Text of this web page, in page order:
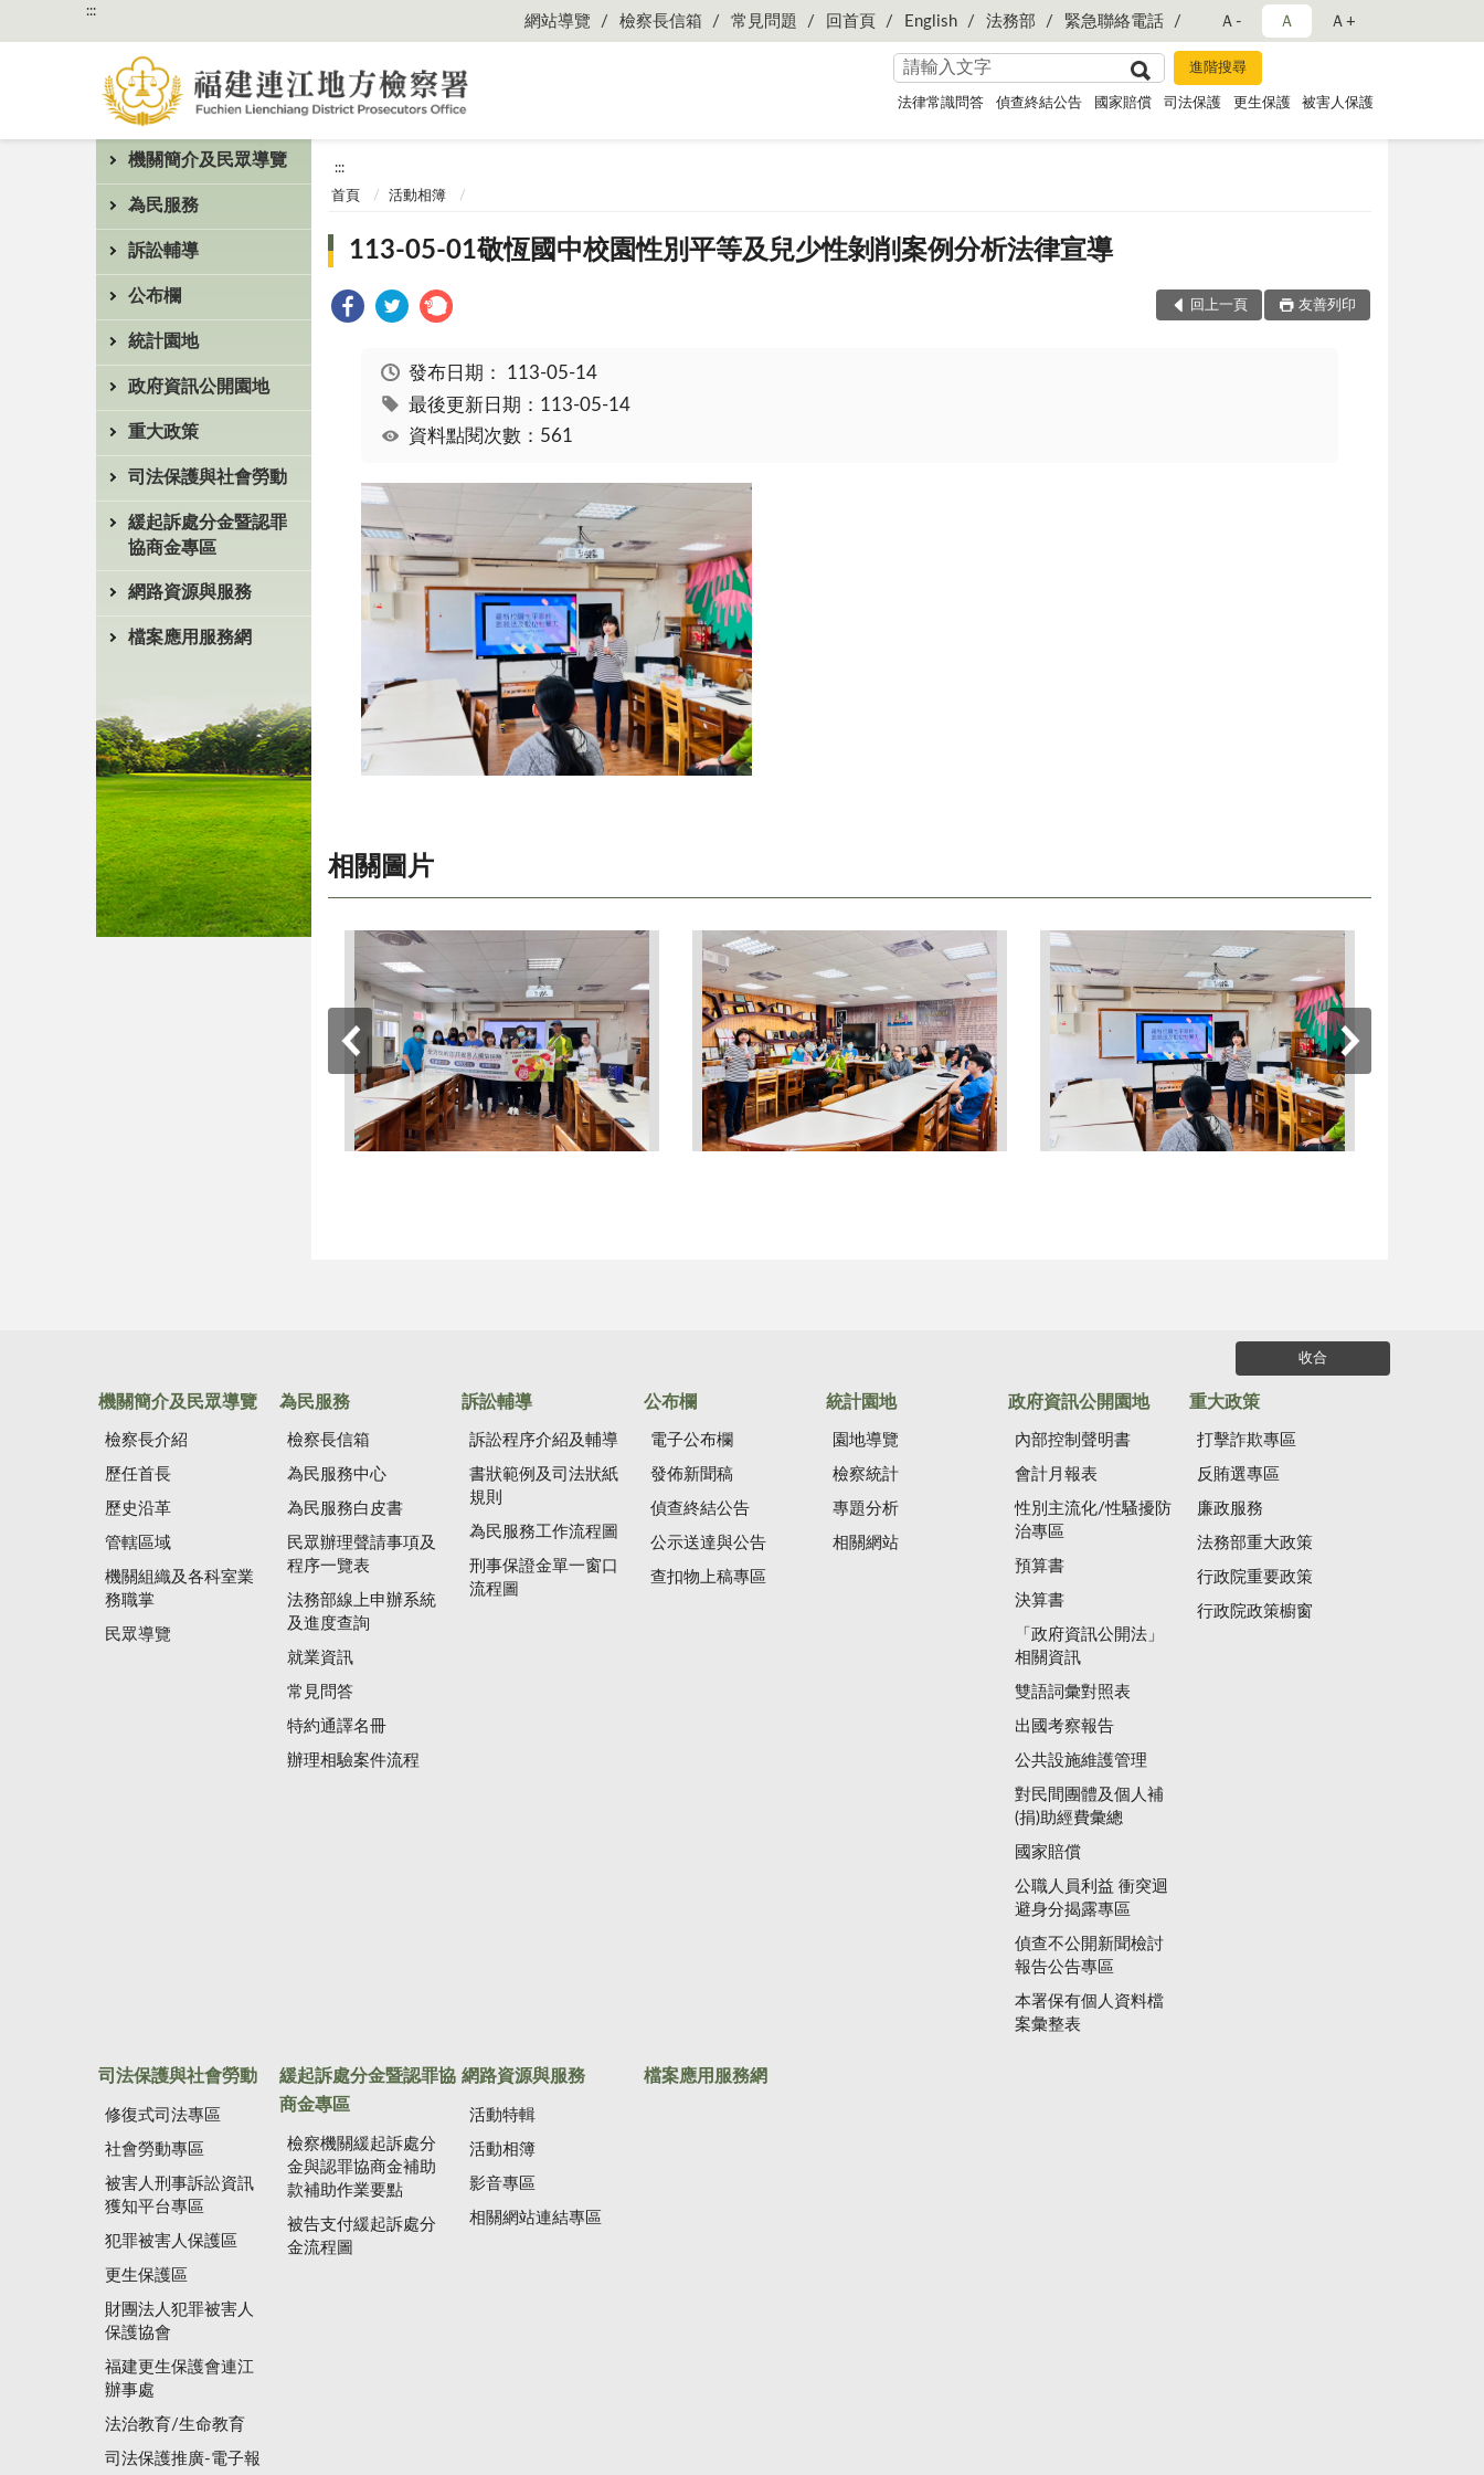
:::
網站導覽 檢察長信箱 常見問題 回首頁 English 法務部 緊急聯絡電話 Ａ- Ａ Ａ+
法律常識問答 偵查終結公告 國家賠償 司法保護 更生保護 被害人保護
機關簡介及民眾導覽
為民服務
訴訟輔導
公布欄
統計園地
政府資訊公開園地
重大政策
司法保護與社會勞動
緩起訴處分金暨認罪
協商金專區
網路資源與服務
檔案應用服務網
:::
首頁 活動相簿
113-05-01敬恆國中校園性別平等及兒少性剝削案例分析法律宣導
回上一頁 友善列印
發布日期： 113-05-14
最後更新日期：113-05-14
資料點閱次數：561
相關圖片
收合
機關簡介及民眾導覽
檢察長介紹
歷任首長
歷史沿革
管轄區域
機關組織及各科室業
務職掌
民眾導覽
為民服務
檢察長信箱
為民服務中心
為民服務白皮書
民眾辦理聲請事項及
程序一覽表
法務部線上申辦系統
及進度查詢
就業資訊
常見問答
特約通譯名冊
辦理相驗案件流程
訴訟輔導
訴訟程序介紹及輔導
書狀範例及司法狀紙
規則
為民服務工作流程圖
刑事保證金單一窗口
流程圖
公布欄
電子公布欄
發佈新聞稿
偵查終結公告
公示送達與公告
查扣物上稿專區
統計園地
園地導覽
檢察統計
專題分析
相關網站
政府資訊公開園地
內部控制聲明書
會計月報表
性別主流化/性騷擾防
治專區
預算書
決算書
「政府資訊公開法」
相關資訊
雙語詞彙對照表
出國考察報告
公共設施維護管理
對民間團體及個人補
(捐)助經費彙總
國家賠償
公職人員利益 衝突迴
避身分揭露專區
偵查不公開新聞檢討
報告公告專區
本署保有個人資料檔
案彙整表
重大政策
打擊詐欺專區
反賄選專區
廉政服務
法務部重大政策
行政院重要政策
行政院政策櫥窗
司法保護與社會勞動
修復式司法專區
社會勞動專區
被害人刑事訴訟資訊
獲知平台專區
犯罪被害人保護區
更生保護區
財團法人犯罪被害人
保護協會
福建更生保護會連江
辦事處
法治教育/生命教育
司法保護推廣-電子報
緩起訴處分金暨認罪協
商金專區
檢察機關緩起訴處分
金與認罪協商金補助
款補助作業要點
被告支付緩起訴處分
金流程圖
網路資源與服務
活動特輯
活動相簿
影音專區
相關網站連結專區
檔案應用服務網